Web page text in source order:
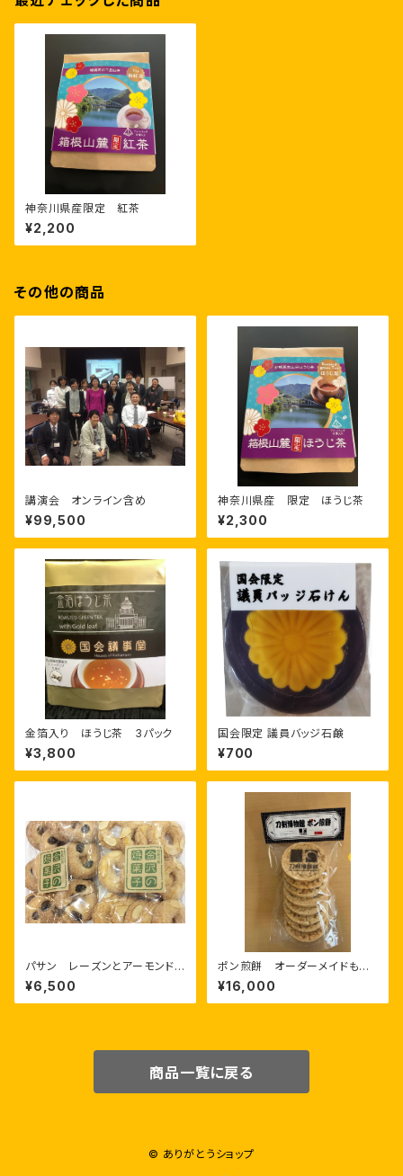
神奈川県産限定 紅茶
¥2,200
その他の商品
講演会 オンライン含め
¥99,500
神奈川県産 限定 ほうじ茶
¥2,300
金箔入り ほうじ茶 3パック
¥3,800
国会限定 議員バッジ石鹸
¥700
パサン レーズンとアーモンド
盛り合わせ
¥6,500
ポン煎餅 オーダーメイドもで
きます
¥16,000
商品一覧に戻る
© ありがとうショップ